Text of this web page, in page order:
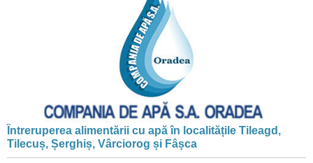
Întreruperea alimentării cu apă în localitățile Tileagd,
Tilecuș, Șerghiș, Vârciorog și Fâșca